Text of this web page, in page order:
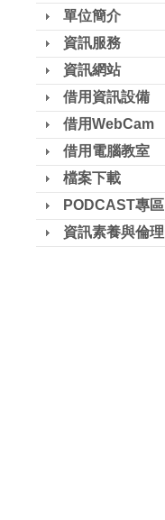
單位簡介
資訊服務
資訊網站
借用資訊設備
借用WebCam
借用電腦教室
檔案下載
PODCAST專區
資訊素養與倫理